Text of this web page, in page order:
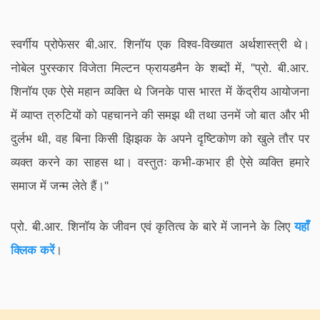
स्वर्गीय प्रोफेसर बी.आर. शिनॉय एक विश्व-विख्यात अर्थशास्त्री थे।
नोबेल पुरस्कार विजेता मिल्टन फ्रायडमैन के शब्दों में, ''प्रो. बी.आर.
शिनॉय एक ऐसे महान व्यक्ति थे जिनके पास भारत में केंद्रीय आयोजना
में व्याप्त त्रुटियों को पहचानने की समझ थी तथा उनमें जो बात और भी
दुर्लभ थी, वह बिना किसी झिझक के अपने दृष्टिकोण को खुले तौर पर
व्यक्त करने का साहस था। वस्तुतः कभी-कभार ही ऐसे व्यक्ति हमारे
समाज में जन्म लेते हैं।''
प्रो. बी.आर. शिनॉय के जीवन एवं कृतित्व के बारे में जानने के लिएयहाँ
क्लिक करें।